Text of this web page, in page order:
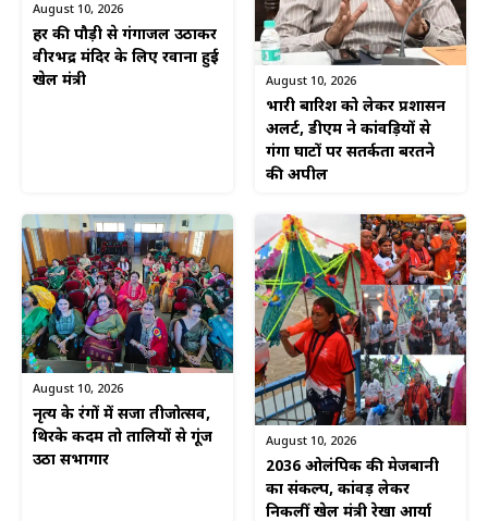
August 10, 2026
हर की पौड़ी से गंगाजल उठाकर
वीरभद्र मंदिर के लिए रवाना हुई
खेल मंत्री
August 10, 2026
भारी बारिश को लेकर प्रशासन
अलर्ट, डीएम ने कांवड़ियों से
गंगा घाटों पर सतर्कता बरतने
की अपील
August 10, 2026
नृत्य के रंगों में सजा तीजोत्सव,
थिरके कदम तो तालियों से गूंज
उठा सभागार
August 10, 2026
2036 ओलंपिक की मेजबानी
का संकल्प, कांवड़ लेकर
निकलीं खेल मंत्री रेखा आर्या